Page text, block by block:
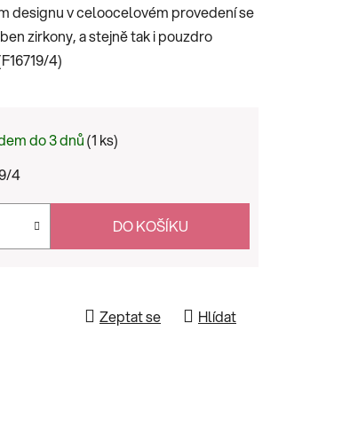
designu v celoocelovém provedení se
zirkony, a stejně tak i pouzdro
4)
do 3 dnů(1 ks)
4
DO KOŠÍKU
Zeptat se Hlídat